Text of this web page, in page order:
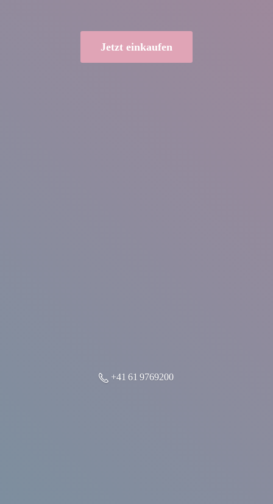
Jetzt einkaufen
+41 61 9769200